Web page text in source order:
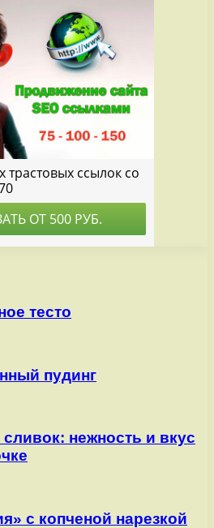
тесто
пудинг
нежность и вкус
с копченой нарезкой